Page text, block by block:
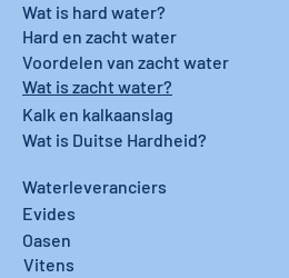
Waterleveranciers
Evides
Oasen
Vitens
Wat is hard water?
Hard en zacht water
Wat is zacht water?
Voordelen van zacht water
Kalk en kalkaanslag
Wat is Duitse Hardheid?